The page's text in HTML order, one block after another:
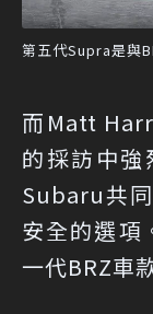
第五代Supra是與
而Matt
的採訪中
Subaru共
安全的選項
一代BRZ車